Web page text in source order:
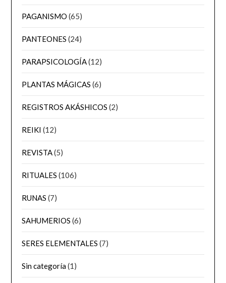
PAGANISMO (65)
PANTEONES (24)
PARAPSICOLOGÍA(12)
PLANTAS MÁGICAS (6)
REGISTROS AKÁSHICOS (2)
REIKI (12)
REVISTA(5)
RITUALES (106)
RUNAS (7)
SAHUMERIOS (6)
SERES ELEMENTALES (7)
Sin categoría(1)